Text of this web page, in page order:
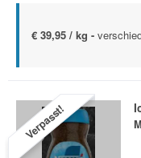
€ 39,95 / kg -
Verpasst!